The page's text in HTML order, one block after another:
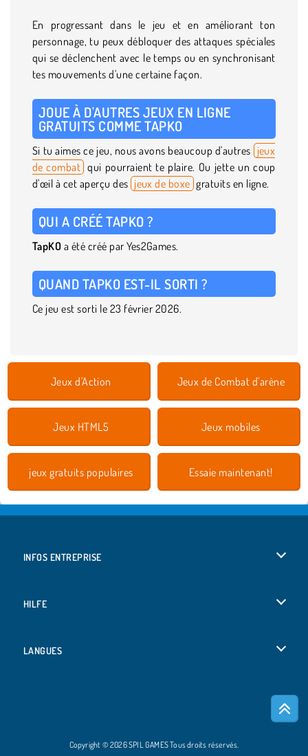
En progressant dans le jeu et en améliorant ton
personnage, tu peux débloquer des attaques spéciales
qui se déclenchent avec le temps ou en synchronisant
tes mouvements d'une certaine façon.
JOUE À D'AUTRES JEUX EN LIGNE
GRATUITS COMME TAPKO
Si tu aimes ce jeu, nous avons beaucoup d'autres jeux
de combat qui pourraient te plaire. Ou jette un coup
d'œil à cet aperçu des jeux de boxe gratuits en ligne.
QUI A CRÉÉ TAPKO ?
TapKO a été créé par Yes2Games.
QUAND TAPKO EST-IL SORTI ?
Ce jeu est sorti le 23 février 2026.
Jeux d'Action Jeux de Combat d'arène
Jeux HTML5 Jeux mobiles
jeux gratuits populaires Essaie maintenant!
INFOS ENTREPRISE
HILFE
LANGUES
Copyright © 2026 SPIL GAMES Tous droits réservés.